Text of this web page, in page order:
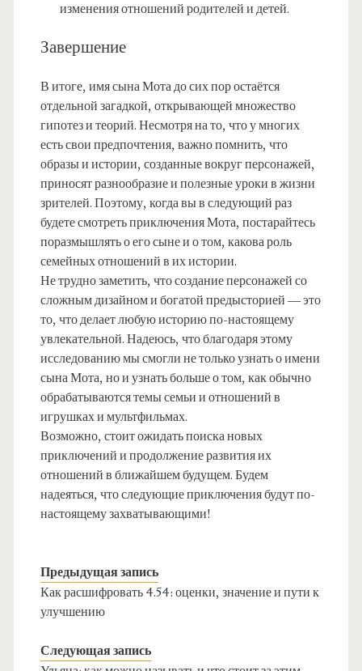
изменения отношений родителей и детей.
Завершение
В итоге, имя сына Мота до сих пор остаётся
отдельной загадкой, открывающей множество
гипотез и теорий. Несмотря на то, что у многих
есть свои предпочтения, важно помнить, что
образы и истории, созданные вокруг персонажей,
приносят разнообразие и полезные уроки в жизни
зрителей. Поэтому, когда вы в следующий раз
будете смотреть приключения Мота, постарайтесь
поразмышлять о его сыне и о том, какова роль
семейных отношений в их истории.
Не трудно заметить, что создание персонажей со
сложным дизайном и богатой предысторией — это
то, что делает любую историю по-настоящему
увлекательной. Надеюсь, что благодаря этому
исследованию мы смогли не только узнать о имени
сына Мота, но и узнать больше о том, как обычно
обрабатываются темы семьи и отношений в
игрушках и мультфильмах.
Возможно, стоит ожидать поиска новых
приключений и продолжение развития их
отношений в ближайшем будущем. Будем
надеяться, что следующие приключения будут по-
настоящему захватывающими!
Предыдущая запись
Как расшифровать 4.54: оценки, значение и пути к
улучшению
Следующая запись